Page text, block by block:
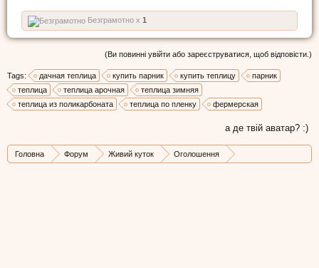
Безграмотно x 1
(Ви повинні увійти або зареєструватися, щоб відповісти.)
Tags: дачная теплица купить парник купить теплицу
парник
теплица
теплица арочная
теплица зимняя
теплица из поликарбоната
теплица по пленку фермерская
а де твій аватар? :)
Головна Форум Живий куток
Оголошення